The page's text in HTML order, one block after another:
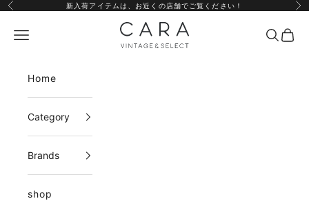
コンテンツへスキップ
前へ 新入荷アイテムは、 お近くの店舗でご覧ください！ 次
CARA vintage&select
メニュー 検索カー
Home
Category
Brands
shop